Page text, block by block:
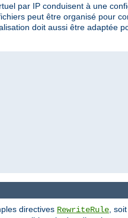
par IP conduisent à une
peut être organisé pour
doit aussi être adaptée
directives RewriteRule ,